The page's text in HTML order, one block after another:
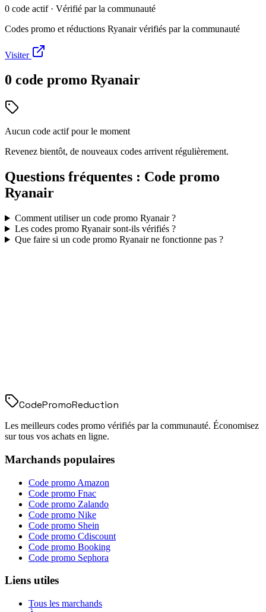
0 code actif· Vérifié par la communauté
Codes promo et réductions Ryanair vérifiés par la communauté
Visiter
0 code promo Ryanair
Aucun code actif pour le moment
Revenez bientôt, de nouveaux codes arrivent régulièrement.
Questions fréquentes : Code promo
Ryanair
Comment utiliser un code promo Ryanair?
Les codes promo Ryanairsont-ils vérifiés ?
Que faire si un code promo Ryanairne fonctionne pas ?
CodePromoReduction
Les meilleurs codes promo vérifiés par la communauté. Économisez
sur tous vos achats en ligne.
Marchands populaires
Code promo Amazon
Code promo Fnac
Code promo Zalando
Code promo Nike
Code promo Shein
Code promo Cdiscount
Code promo Booking
Code promo Sephora
Liens utiles
Tous les marchands